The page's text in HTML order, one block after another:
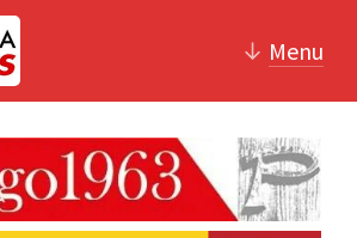
↓ Menu